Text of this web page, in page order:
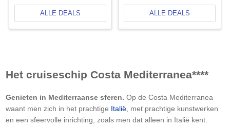
ALLE DEALS ALLE DEALS
Het cruiseschip Costa Mediterranea****
Genieten in Mediterraanse sferen. Op de Costa Mediterranea
waant men zich in het prachtige Italië , met prachtige kunstwerken
en een sfeervolle inrichting, zoals men dat alleen in Italië kent.